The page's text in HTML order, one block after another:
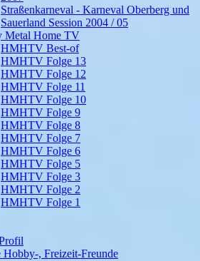
Straßenkarneval - Karneval Oberberg und
Sauerland Session 2004 / 05
Metal Home TV
HMHTV Best-of
HMHTV Folge 13
HMHTV Folge 12
HMHTV Folge 11
HMHTV Folge 10
HMHTV Folge 9
HMHTV Folge 8
HMHTV Folge 7
HMHTV Folge 6
HMHTV Folge 5
HMHTV Folge 3
HMHTV Folge 2
HMHTV Folge 1
Hobby-, Freizeit-Freunde